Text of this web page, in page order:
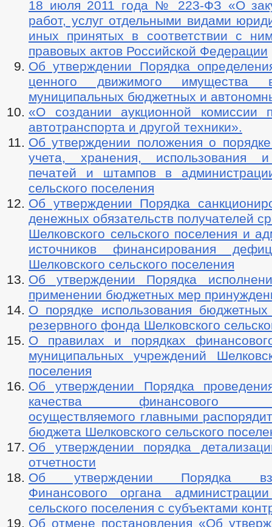
18 июля 2011 года № 223-ФЗ «О
работ, услуг отдельными видами
иных принятых в соответствии с
правовых актов Российской Федерации
Об утверждении Порядка
ценного движимого имущества
муниципальных бюджетных и
«О создании аукционной комиссии
автотранспорта и другой техники».
Об утверждении положения о порядке
учета, хранения, использования
печатей и штампов в
сельского поселения
Об утверждении Порядка
денежных обязательств получателей
Шелковского сельского поселения и
источников финансирования
Шелковского сельского поселения
Об утверждении Порядка
применении бюджетных мер
О порядке использования бюджетных
резервного фонда Шелковского
О правилах и порядках
муниципальных учреждений
поселения
Об утверждении Порядка
качества финансового
осуществляемого главными
бюджета Шелковского сельского
Об утверждении порядка
отчетности
Об утверждении Порядка
Финансового органа
сельского поселения с субъектами
Об отмене постановления «Об